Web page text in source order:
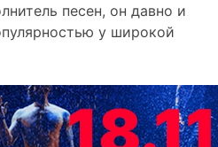
песен, он давно и
у широкой